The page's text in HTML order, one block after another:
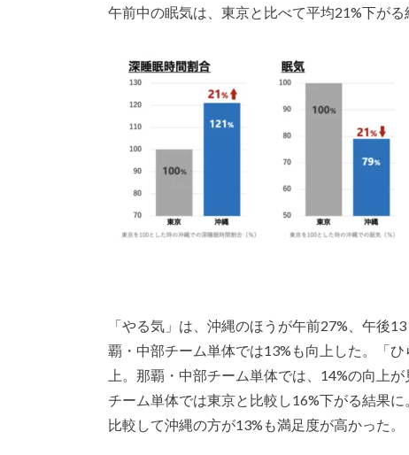
午前中の眠気は、東京と比べて平均21%下がる
「やる気」は、沖縄のほうが午前27%、午後
覇・中部チーム単体では13%も向上した。「
上。那覇・中部チーム単体では、14%の向上
チーム単体では東京と比較し16%下がる結果
比較して沖縄の方が13%も満足度が高かった。